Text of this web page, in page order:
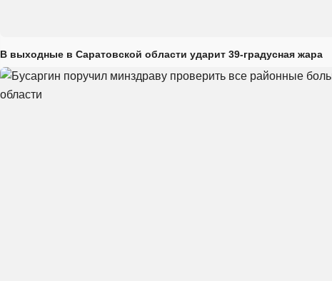
В выходные в Саратовской области ударит 39-градусная жара